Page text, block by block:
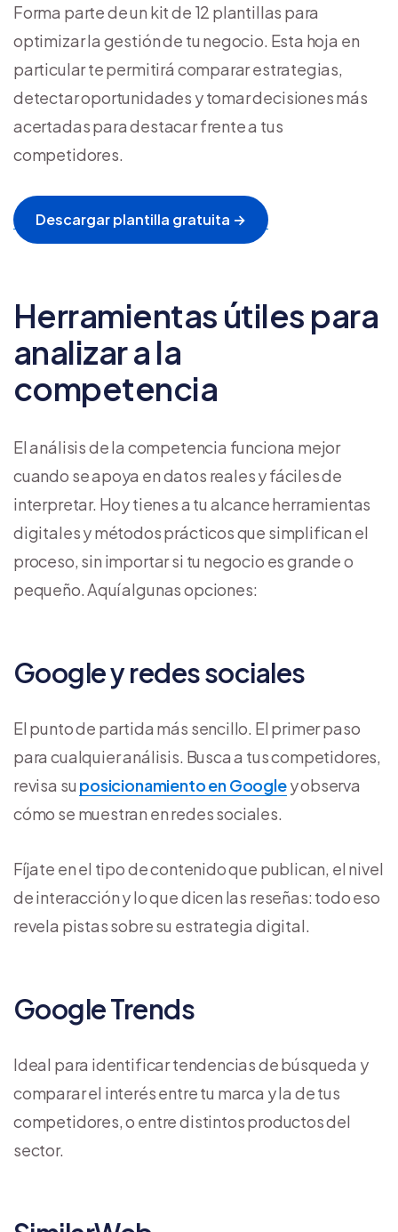
Forma parte de un kit de 12 plantillas para
optimizar la gestión de tu negocio. Esta hoja en
particular te permitirá comparar estrategias,
detectar oportunidades y tomar decisiones más
acertadas para destacar frente a tus
competidores.
Descargar plantilla gratuita →
Herramientas útiles para
analizar a la
competencia
El análisis de la competencia funciona mejor
cuando se apoya en datos reales y fáciles de
interpretar. Hoy tienes a tu alcance herramientas
digitales y métodos prácticos que simplifican el
proceso, sin importar si tu negocio es grande o
pequeño. Aquí algunas opciones:
Google y redes sociales
El punto de partida más sencillo. El primer paso
para cualquier análisis. Busca a tus competidores,
revisa su posicionamiento en Googley observa
cómo se muestran en redes sociales.
Fíjate en el tipo de contenido que publican, el nivel
de interacción y lo que dicen las reseñas: todo eso
revela pistas sobre su estrategia digital.
Google Trends
Ideal para identificar tendencias de búsqueda y
comparar el interés entre tu marca y la de tus
competidores, o entre distintos productos del
sector.